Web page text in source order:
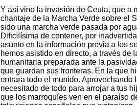
Y así vino la invasión de Ceuta, que a
chantaje de la Marcha Verde sobre el
sido una marcha verde pasada por
Dificilísima de contener, por
asunto en la información previa a los
hemos asistido en directo, a través de
humanitaria preparada ante la
que guardan sus fronteras. En la que
entrara todo el munido.
necesitado de todo para arrojar a tus
que los marroquíes ven en el paraíso